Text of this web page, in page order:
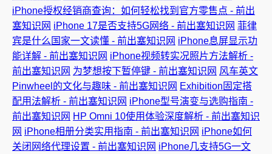
iPhone授权经销商查询：如何轻松找到官方零售点 - 前出
塞知识网 iPhone 17是否支持5G网络 - 前出塞知识网 菲律
宾是什么国家一文读懂 - 前出塞知识网 iPhone息屏显示功
能详解 - 前出塞知识网 iPhone视频转实况照片方法解析 -
前出塞知识网 为梦想按下暂停键 - 前出塞知识网 风车英文
Pinwheel的文化与趣味 - 前出塞知识网 Exhibition固定搭
配用法解析 - 前出塞知识网 iPhone型号演变与选购指南 -
前出塞知识网 HP Omni 10使用体验深度解析 - 前出塞知识
网 iPhone相册分类实用指南 - 前出塞知识网 iPhone如何
关闭网络代理设置 - 前出塞知识网 iPhone几支持5G一文